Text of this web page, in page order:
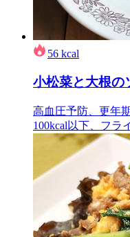
56 kcal
小松菜と大根の
高血圧予防、更年
100kcal以下、フラ